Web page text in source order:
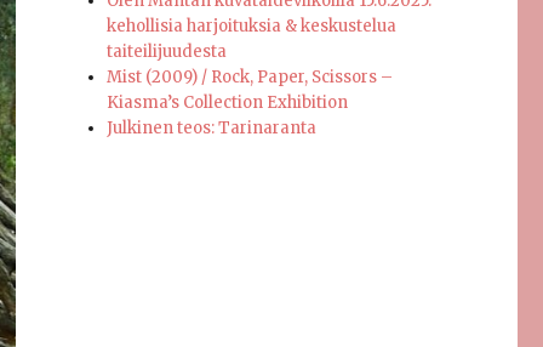
kehollisia harjoituksia & keskustelua
taiteilijuudesta
Mist (2009) / Rock, Paper, Scissors –
Kiasma’s Collection Exhibition
Julkinen teos: Tarinaranta